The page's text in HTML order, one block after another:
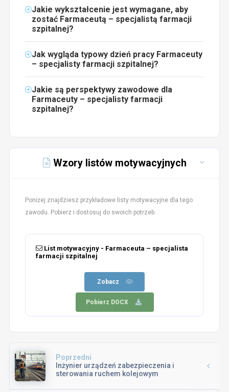
Jakie wykształcenie jest wymagane, aby
zostać Farmaceutą – specjalistą farmacji
szpitalnej?
Jak wygląda typowy dzień pracy Farmaceuty
– specjalisty farmacji szpitalnej?
Jakie są perspektywy zawodowe dla
Farmaceuty – specjalisty farmacji
szpitalnej?
Wzory listów motywacyjnych
Poniżej znajdziesz przykładowe listy motywacyjne dla tego
zawodu. Pobierz i dostosuj do swoich potrzeb.
List motywacyjny - Farmaceuta – specjalista
farmacji szpitalnej
Zobacz
Pobierz DOCX
Poprzedni
Inżynier urządzeń zabezpieczenia i
sterowania ruchem kolejowym